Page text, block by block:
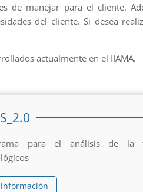
de manejar para el cliente.
del cliente. Si desea
actualmente en el IIAMA.
para el análisis de la